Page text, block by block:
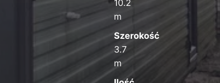
10.2
m
Szerokość
3.7
m